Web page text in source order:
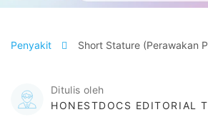
Penyakit Short Stature (Perawakan
Ditulis oleh
HONESTDOCS EDITORIAL